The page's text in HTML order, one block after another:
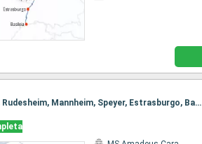
Itinerário : Amesterdão, Utrecht, Colónia, Cochem, Koblenz, Rudesheim, Mannheim, Speyer, Estrasburgo, Basileia